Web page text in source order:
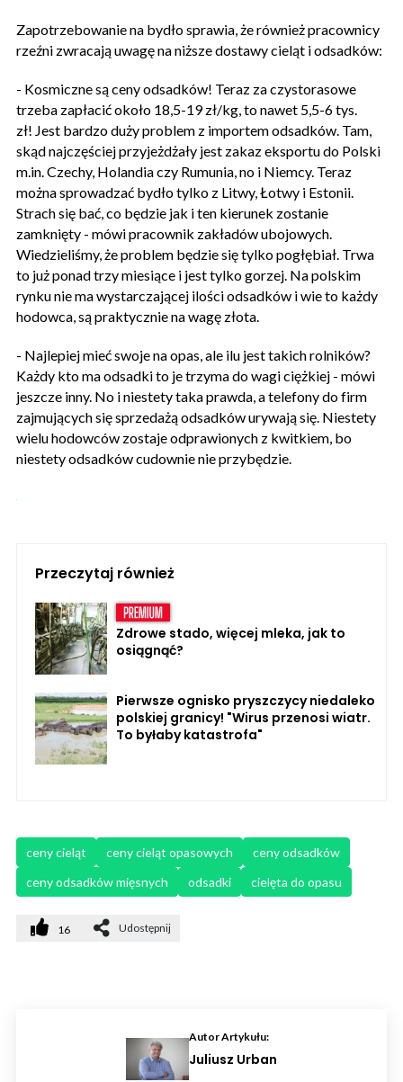
Zapotrzebowanie na bydło sprawia, że również pracownicy
rzeźni zwracają uwagę na niższe dostawy cieląt i odsadków:
- Kosmiczne są ceny odsadków! Teraz za czystorasowe
trzeba zapłacić około 18,5-19 zł/kg, to nawet 5,5-6 tys.
zł! Jest bardzo duży problem z importem odsadków. Tam,
skąd najczęściej przyjeżdżały jest zakaz eksportu do Polski
m.in. Czechy, Holandia czy Rumunia, no i Niemcy. Teraz
można sprowadzać bydło tylko z Litwy, Łotwy i Estonii.
Strach się bać, co będzie jak i ten kierunek zostanie
zamknięty - mówi pracownik zakładów ubojowych.
Wiedzieliśmy, że problem będzie się tylko pogłębiał. Trwa
to już ponad trzy miesiące i jest tylko gorzej. Na polskim
rynku nie ma wystarczającej ilości odsadków i wie to każdy
hodowca, są praktycznie na wagę złota.
- Najlepiej mieć swoje na opas, ale ilu jest takich rolników?
Każdy kto ma odsadki to je trzyma do wagi ciężkiej - mówi
jeszcze inny. No i niestety taka prawda, a telefony do firm
zajmujących się sprzedażą odsadków urywają się. Niestety
wielu hodowców zostaje odprawionych z kwitkiem, bo
niestety odsadków cudownie nie przybędzie.
Przeczytaj również
Zdrowe stado, więcej mleka, jak to
osiągnąć?
Pierwsze ognisko pryszczycy niedaleko
polskiej granicy! "Wirus przenosi wiatr.
To byłaby katastrofa"
ceny cieląt ceny cieląt opasowych
ceny odsadków
ceny odsadków mięsnych
odsadki cielęta do opasu
16 Udostępnij
Autor Artykułu:
Juliusz Urban